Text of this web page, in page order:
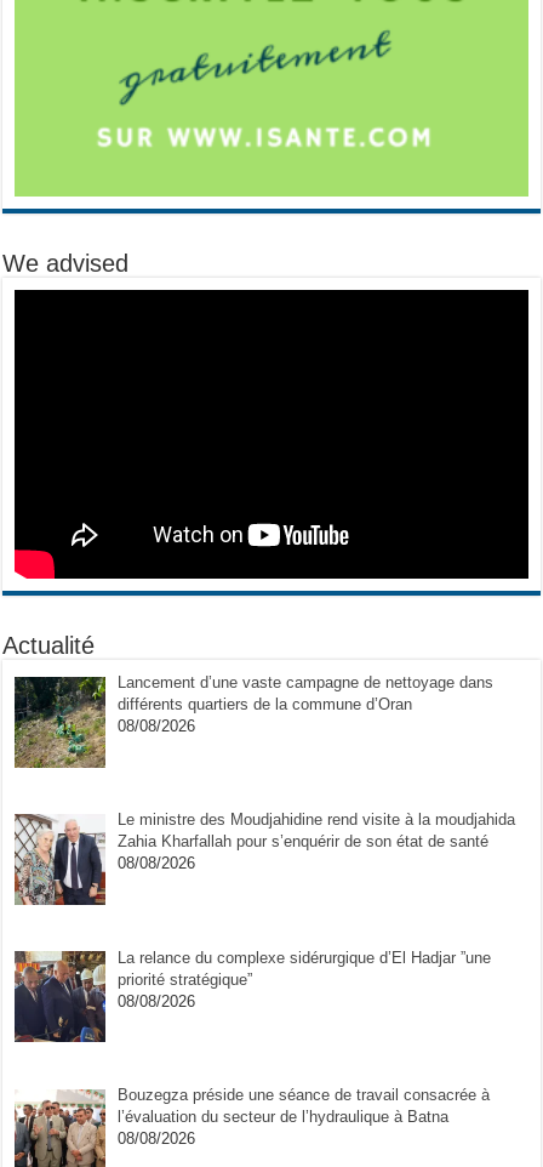
We advised
Actualité
Lancement d’une vaste campagne de nettoyage dans
différents quartiers de la commune d’Oran
08/08/2026
Le ministre des Moudjahidine rend visite à la moudjahida
Zahia Kharfallah pour s’enquérir de son état de santé
08/08/2026
La relance du complexe sidérurgique d’El Hadjar ”une
priorité stratégique”
08/08/2026
Bouzegza préside une séance de travail consacrée à
l’évaluation du secteur de l’hydraulique à Batna
08/08/2026